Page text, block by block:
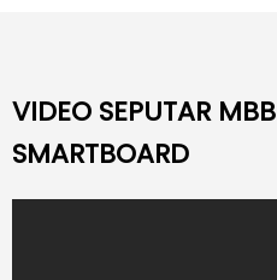
VIDEO SEPUTAR
SMARTBOARD